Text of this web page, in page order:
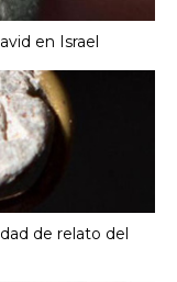
en Israel
de relato del